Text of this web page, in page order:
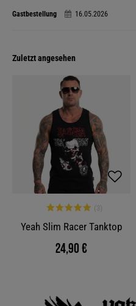
Gastbestellung 16.05.2026
Zuletzt angesehen
Yeah Slim Racer Tanktop
24,90 €